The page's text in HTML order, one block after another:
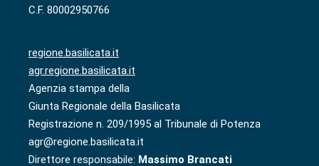
C.F. 80002950766
regione.basilicata.it
agr.regione.basilicata.it
Agenzia stampa della
Giunta Regionale della Basilicata
Registrazione n. 209/1995 al Tribunale di Potenza
agr@regione.basilicata.it
Direttore responsabile: Massimo Brancati